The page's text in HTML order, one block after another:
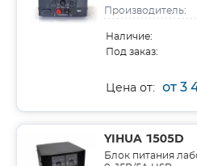
Производитель:
Наличие:
Под заказ:
Цена от: от 3
YIHUA 1505D
Блок питания